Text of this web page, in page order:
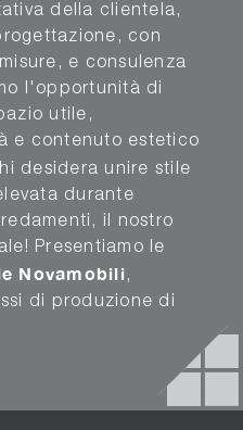
della clientela,
con
e consulenza
l'opportunità di
utile,
e contenuto estetico
desidera unire stile
durante
il nostro
Presentiamo le
Novamobili ,
di produzione di